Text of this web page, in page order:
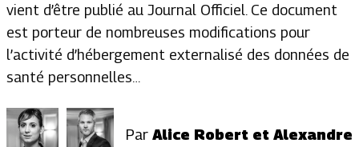
vient d’être publié au Journal Officiel. Ce document
est porteur de nombreuses modifications pour
l’activité d’hébergement externalisé des données de
santé personnelles…
Par Alice Robert et Alexandre